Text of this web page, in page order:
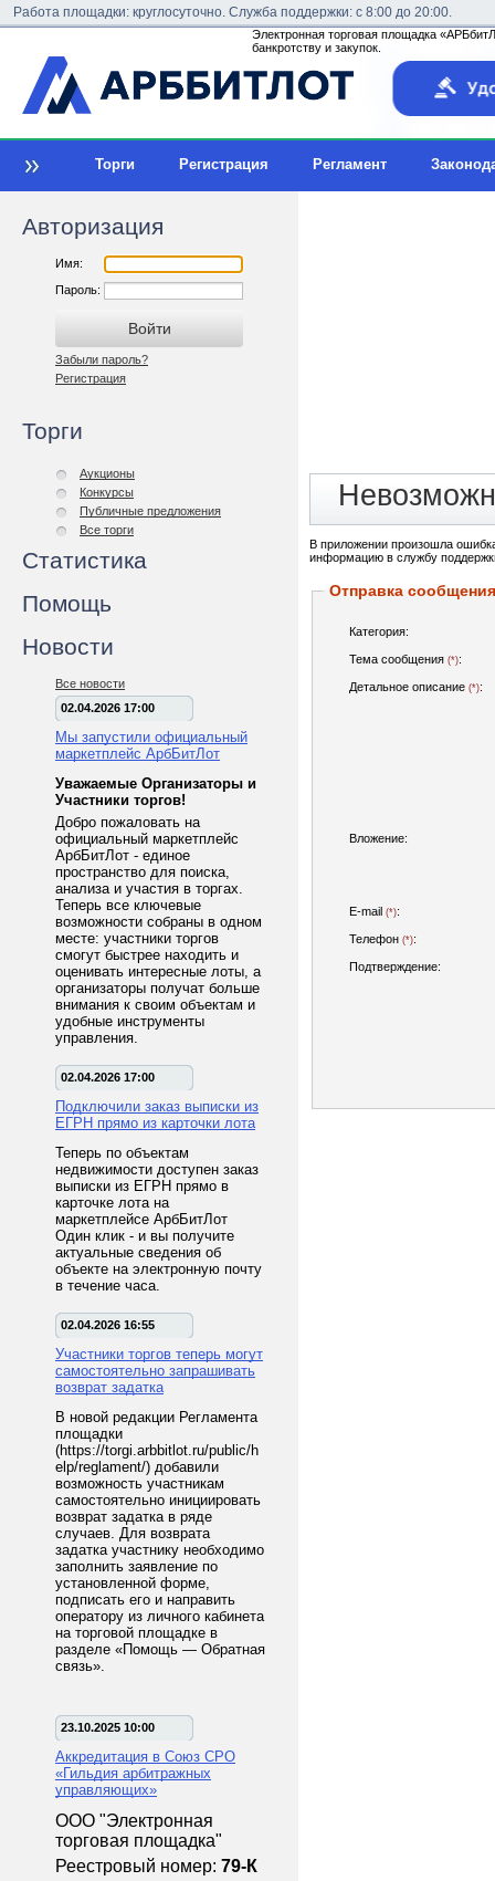
Работа площадки: круглосуточно. Служба поддержки: с 8:00 до 20:00.
Электронная торговая площадка
банкротству и закупок.
Торги Регистрация Регламент
Авторизация
Имя:
Пароль:
Забыли пароль?
Регистрация
Торги
Аукционы
Конкурсы
Публичные предложения
Все торги
Статистика
Помощь
Новости
Все новости
02.04.2026 17:00
Мы запустили официальный
маркетплейс АрбБитЛот
Уважаемые Организаторы и
Участники торгов!
Добро пожаловать на
официальный маркетплейс
АрбБитЛот - единое
пространство для поиска,
анализа и участия в торгах.
Теперь все ключевые
возможности собраны в одном
месте: участники торгов
смогут быстрее находить и
оценивать интересные лоты, а
организаторы получат больше
внимания к своим объектам и
удобные инструменты
управления.
02.04.2026 17:00
Подключили заказ выписки из
ЕГРН прямо из карточки лота
Теперь по объектам
недвижимости доступен заказ
выписки из ЕГРН прямо в
карточке лота на
маркетплейсе АрбБитЛот
Один клик - и вы получите
актуальные сведения об
объекте на электронную почту
в течение часа.
02.04.2026 16:55
Участники торгов теперь могут
самостоятельно запрашивать
возврат задатка
В новой редакции Регламента
площадки
(https://torgi.arbbitlot.ru/public/h
elp/reglament/) добавили
возможность участникам
самостоятельно инициировать
возврат задатка в ряде
случаев. Для возврата
задатка участнику необходимо
заполнить заявление по
установленной форме,
подписать его и направить
оператору из личного кабинета
на торговой площадке в
разделе «Помощь — Обратная
связь».
23.10.2025 10:00
Аккредитация в Союз СРО
«Гильдия арбитражных
управляющих»
ООО "Электронная
торговая площадка"
Реестровый номер: 79-К
В приложении произошла
информацию в службу
Отправка сообщения
Категория:
Тема сообщения (*):
Детальное описание (*):
Вложение:
E-mail (*):
Телефон (*):
Подтверждение: